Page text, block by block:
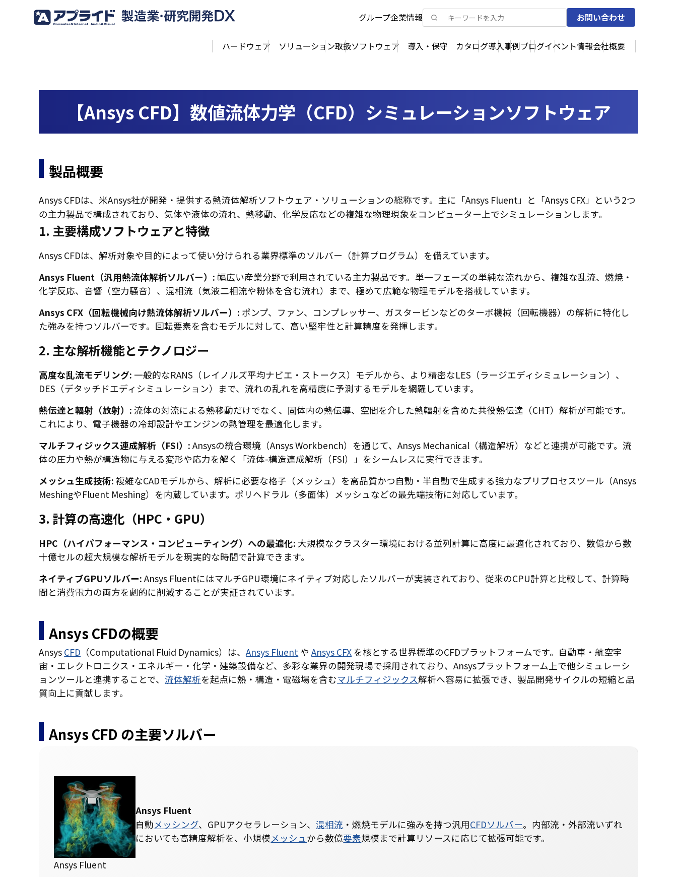
グループ企業情報 お問い合わせ
ハードウェア ソリューション取扱ソフトウェア 導入・保守 カタログ導入事例ブログイベント情報会社概要
【Ansys CFD】数値流体力学（CFD）シミュレーションソフトウェア
製品概要
Ansys CFDは、米Ansys社が開発・提供する熱流体解析ソフトウェア・ソリューションの総称です。主に「Ansys Fluent」と「Ansys CFX」という2つ
の主力製品で構成されており、気体や液体の流れ、熱移動、化学反応などの複雑な物理現象をコンピューター上でシミュレーションします。
1. 主要構成ソフトウェアと特徴
Ansys CFDは、解析対象や目的によって使い分けられる業界標準のソルバー（計算プログラム）を備えています。
Ansys Fluent（汎用熱流体解析ソルバー）: 幅広い産業分野で利用されている主力製品です。単一フェーズの単純な流れから、複雑な乱流、燃焼・
化学反応、音響（空力騒音）、混相流（気液二相流や粉体を含む流れ）まで、極めて広範な物理モデルを搭載しています。
Ansys CFX（回転機械向け熱流体解析ソルバー）: ポンプ、ファン、コンプレッサー、ガスタービンなどのターボ機械（回転機器）の解析に特化し
た強みを持つソルバーです。回転要素を含むモデルに対して、高い堅牢性と計算精度を発揮します。
2. 主な解析機能とテクノロジー
高度な乱流モデリング: 一般的なRANS（レイノルズ平均ナビエ・ストークス）モデルから、より精密なLES（ラージエディシミュレーション）、
DES（デタッチドエディシミュレーション）まで、流れの乱れを高精度に予測するモデルを網羅しています。
熱伝達と輻射（放射）: 流体の対流による熱移動だけでなく、固体内の熱伝導、空間を介した熱輻射を含めた共役熱伝達（CHT）解析が可能です。
これにより、電子機器の冷却設計やエンジンの熱管理を最適化します。
マルチフィジックス連成解析（FSI）:Ansysの統合環境（Ansys Workbench）を通じて、Ansys Mechanical（構造解析）などと連携が可能です。流
体の圧力や熱が構造物に与える変形や応力を解く「流体-構造連成解析（FSI）」をシームレスに実行できます。
メッシュ生成技術: 複雑なCADモデルから、解析に必要な格子（メッシュ）を高品質かつ自動・半自動で生成する強力なプリプロセスツール（Ansys
MeshingやFluent Meshing）を内蔵しています。ポリヘドラル（多面体）メッシュなどの最先端技術に対応しています。
3. 計算の高速化（HPC・GPU）
HPC（ハイパフォーマンス・コンピューティング）への最適化: 大規模なクラスター環境における並列計算に高度に最適化されており、数億から数
十億セルの超大規模な解析モデルを現実的な時間で計算できます。
ネイティブGPUソルバー:Ansys FluentにはマルチGPU環境にネイティブ対応したソルバーが実装されており、従来のCPU計算と比較して、計算時
間と消費電力の両方を劇的に削減することが実証されています。
Ansys CFDの概要
Ansys CFD （Computational Fluid Dynamics）は、Ansys Fluent やAnsys CFX を核とする世界標準のCFDプラットフォームです。自動車・航空宇
宙・エレクトロニクス・エネルギー・化学・建築設備など、多彩な業界の開発現場で採用されており、Ansysプラットフォーム上で他シミュレーシ
ョンツールと連携することで、流体解析を起点に熱・構造・電磁場を含むマルチフィジックス解析へ容易に拡張でき、製品開発サイクルの短縮と品
質向上に貢献します。
Ansys CFD の主要ソルバー
Ansys Fluent
Ansys Fluent
自動メッシング、GPUアクセラレーション、混相流 ・燃焼モデルに強みを持つ汎用CFDソルバー。内部流・外部流いずれ
においても高精度解析を、小規模メッシュから数億要素規模まで計算リソースに応じて拡張可能です。